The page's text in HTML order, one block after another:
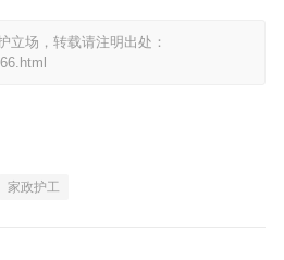
立场，转载请注明出处：
家政护工